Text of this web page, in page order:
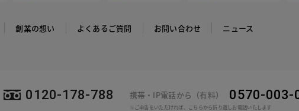
創業の想い よくあるご質問 お問い合わせ ニュース
0120-178-788 携帯・IP電話から（有料） 0570-003-
※ご申告をいただければ、こちらから折り返しお電話いたします